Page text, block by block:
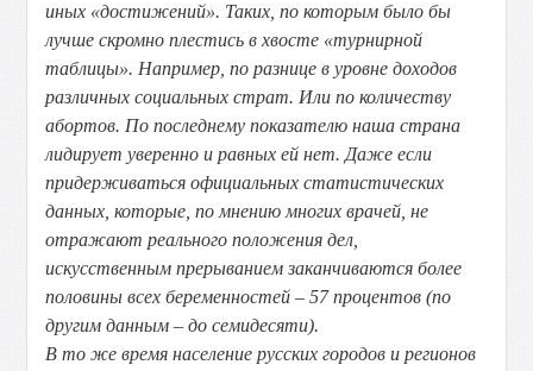
иных «достижений». Таких, по которым было бы
лучше скромно плестись в хвосте «турнирной
таблицы». Например, по разнице в уровне доходов
различных социальных страт. Или по количеству
абортов. По последнему показателю наша страна
лидирует уверенно и равных ей нет. Даже если
придерживаться официальных статистических
данных, которые, по мнению многих врачей, не
отражают реального положения дел,
искусственным прерыванием заканчиваются более
половины всех беременностей – 57 процентов (по
другим данным – до семидесяти).
В то же время население русских городов и регионов